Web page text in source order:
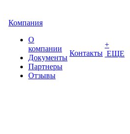
Компания
О
компании
Документы
Партнеры
Отзывы
Контакты
+
ЕЩЕ